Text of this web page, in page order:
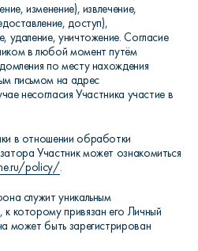
изменение), извлечение,
доступ),
удаление, уничтожение. Согласие
в любой момент путём
по месту нахождения
письмом на адрес
несогласия Участника участие в
в отношении обработки
Участник может ознакомиться
policy/.
служит уникальным
которому привязан его Личный
может быть зарегистрирован